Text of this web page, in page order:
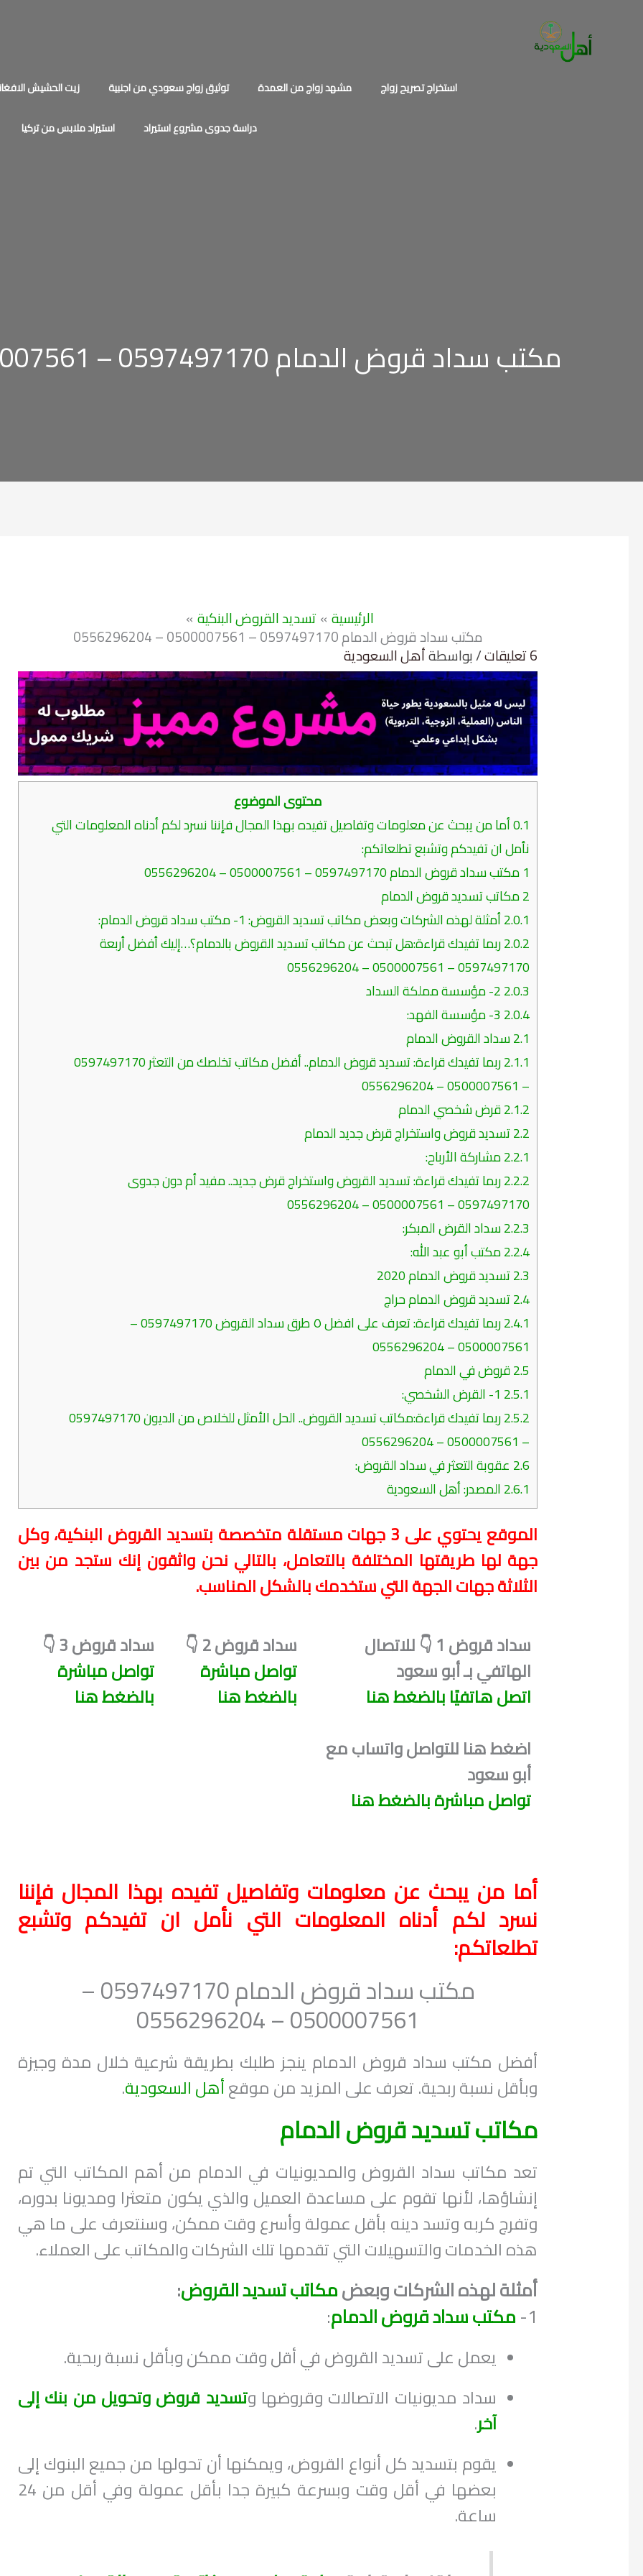
استخراج تصريح زواج مشهد زواج من العمدة توثيق زواج سعودي من اجنبية زيت الحشيش
دراسة جدوى مشروع استيراد استيراد ملابس من تركيا
مكتب سداد قروض الدمام 0597497170 – 0500007561 – 0556296204
الرئيسية تسديد القروض البنكية
مكتب سداد قروض الدمام 0597497170 – 0500007561 – 0556296204
6 تعليقات / بواسطةأهل السعودية
محتوى الموضوع
0.1أما من يبحث عن معلومات وتفاصيل تفيده بهذا المجال فإننا نسرد لكم أدناه المعلومات التي
نأمل ان تفيدكم وتشبع تطلعاتكم:
1مكتب سداد قروض الدمام 0597497170 – 0500007561 – 0556296204
2مكاتب تسديد قروض الدمام
2.0.1أمثلة لهذه الشركات وبعض مكاتب تسديد القروض: 1- مكتب سداد قروض الدمام:
2.0.2ربما تفيدك قراءة:هل تبحث عن مكاتب تسديد القروض بالدمام؟…إليك أفضل أربعة
0597497170 – 0500007561 – 0556296204
2.0.3
2.0.4
2.1سداد القروض الدمام
2.1.1
ربما تفيدك قراءة: تسديد قروض الدمام.. أفضل مكاتب تخلصك من التعثر 0597497170
– 0500007561 – 0556296204
2.1.2قرض شخصي الدمام
2.2تسديد قروض واستخراج قرض جديد الدمام
2.2.1مشاركة الأرباح:
2.2.2ربما تفيدك قراءة: تسديد القروض واستخراج قرض جديد.. مفيد أم دون جدوى
0597497170 – 0500007561 – 0556296204
2.2.3سداد القرض المبكر:
2.2.4مكتب أبو عبد الله:
2.3تسديد قروض الدمام 2020
2.4تسديد قروض الدمام حراج
2.4.1
ربما تفيدك قراءة: تعرف على افضل ٥ طرق سداد القروض 0597497170 –
0500007561 – 0556296204
2.5قروض في الدمام
2.5.1
2.5.2
ربما تفيدك قراءة:مكاتب تسديد القروض.. الحل الأمثل للخلاص من الديون 0597497170
– 0500007561 – 0556296204
2.6 عقوبة التعثر في سداد القروض:
2.6.1المصدر: أهل السعودية
الموقع يحتوي على 3 جهات مستقلة متخصصة بتسديد القروض البنكية، وكل
جهة لها طريقتها المختلفة بالتعامل، بالتالي نحن واثقون إنك ستجد من بين
الثلاثة جهات الجهة التي ستخدمك بالشكل المناسب.
سداد قروض 1 👇 للاتصال
الهاتفي بـ أبو سعود
اتصل هاتفيًا بالضغط هنا
اضغط هنا للتواصل واتساب مع
أبو سعود
تواصل مباشرة بالضغط هنا
سداد قروض 2 👇
تواصل مباشرة
بالضغط هنا
سداد قروض 3 👇
تواصل مباشرة
بالضغط هنا
أما من يبحث عن معلومات وتفاصيل تفيده بهذا المجال فإننا
نسرد لكم أدناه المعلومات التي نأمل ان تفيدكم وتشبع
تطلعاتكم:
مكتب سداد قروض الدمام 0597497170 –
0500007561 – 0556296204
أفضل مكتب سداد قروض الدمام ينجز طلبك بطريقة شرعية خلال مدة وجيزة
وبأقل نسبة ربحية. تعرف على المزيد من موقعأهل السعودية.
مكاتب تسديد قروض الدمام
تعد مكاتب سداد القروض والمديونيات في الدمام من أهم المكاتب التي تم
إنشاؤها، لأنها تقوم على مساعدة العميل والذي يكون متعثرا ومديونا بدوره،
وتفرج كربه وتسد دينه بأقل عمولة وأسرع وقت ممكن، وسنتعرف على ما هي
هذه الخدمات والتسهيلات التي تقدمها تلك الشركات والمكاتب على العملاء.
أمثلة لهذه الشركات وبعضمكاتب تسديد القروض:
1- مكتب سداد قروض الدمام:
يعمل على تسديد القروض في أقل وقت ممكن وبأقل نسبة ربحية.
سداد مديونيات الاتصالات وقروضها وتسديد قروض وتحويل من بنك إلى
آخر.
يقوم بتسديد كل أنواع القروض، ويمكنها أن تحولها من جميع البنوك إلى
بعضها في أقل وقت وبسرعة كبيرة جدا بأقل عمولة وفي أقل من 24
ساعة.